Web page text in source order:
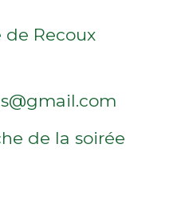
de Recoux
de la soirée